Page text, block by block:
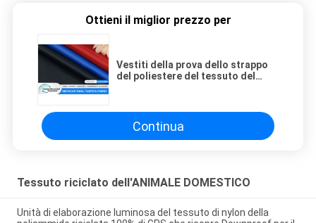
Ottieni il miglior prezzo per
Vestiti della prova dello strappo
del poliestere del tessuto del
dell'ANIMALE DOMESTICO
Continua
Tessuto riciclato dell'ANIMALE DOMESTICO
Unità di elaborazione luminosa del tessuto di nylon della